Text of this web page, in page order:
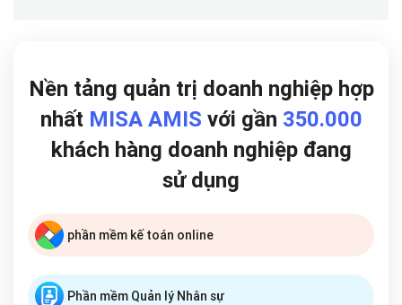
Nền tảng quản trị doanh nghiệp hợp
nhất MISA AMIS với gần 350.000
khách hàng doanh nghiệp đang
sử dụng
phần mềm kế toán online
Phần mềm Quản lý Nhân sự